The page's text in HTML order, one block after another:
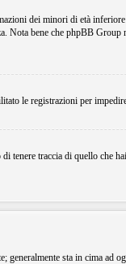
dei minori di età
Nota bene che phpBB
le registrazioni per
traccia di quello che
sta in cima ad